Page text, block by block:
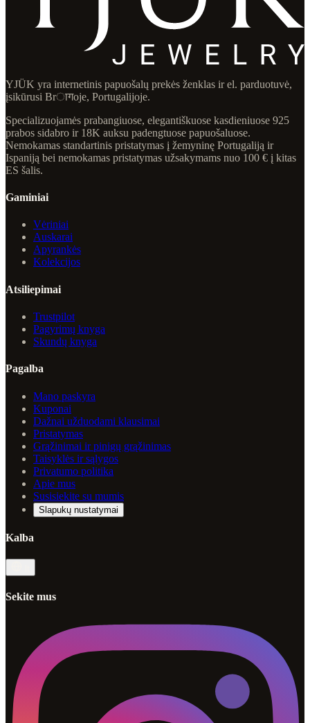
YJÜK yra internetinis papuošalų prekės ženklas ir el. parduotuvė,
įsikūrusi Brागoje, Portugalijoje.
Specializuojamės prabangiuose, elegantiškuose kasdieniuose 925
prabos sidabro ir 18K auksu padengtuose papuošaluose.
Nemokamas standartinis pristatymas į žemyninę Portugaliją ir
Ispaniją bei nemokamas pristatymas užsakymams nuo 100 € į kitas
ES šalis.
Gaminiai
Vėriniai
Auskarai
Apyrankės
Kolekcijos
Atsiliepimai
Trustpilot
Pagyrimų knyga
Skundų knyga
Pagalba
Mano paskyra
Kuponai
Dažnai užduodami klausimai
Pristatymas
Grąžinimai ir pinigų grąžinimas
Taisyklės ir sąlygos
Privatumo politika
Apie mus
Susisiekite su mumis
Slapukų nustatymai
Kalba
Sekite mus